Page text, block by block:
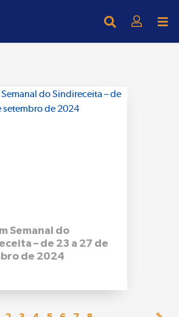
Semanal do
– de 23 a 27 de
de 2024